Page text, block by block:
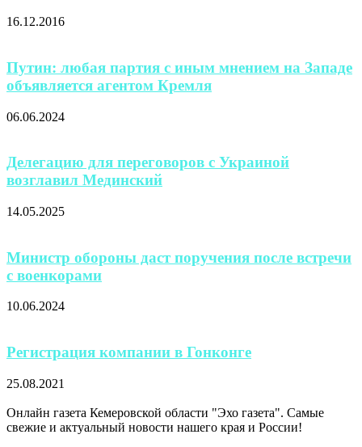
16.12.2016
Путин: любая партия с иным мнением на Западе
объявляется агентом Кремля
06.06.2024
Делегацию для переговоров с Украиной
возглавил Мединский
14.05.2025
Министр обороны даст поручения после встречи
с военкорами
10.06.2024
Регистрация компании в Гонконге
25.08.2021
Онлайн газета Кемеровской области "Эхо газета". Самые
свежие и актуальный новости нашего края и России!